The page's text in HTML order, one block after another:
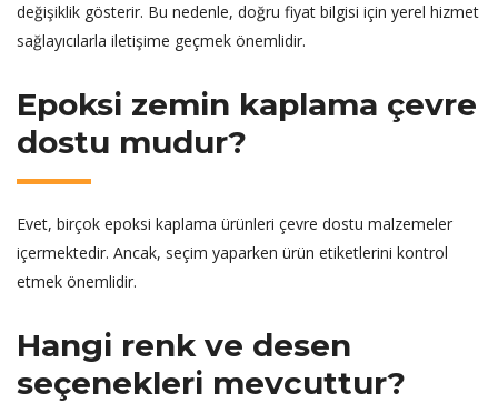
değişiklik gösterir. Bu nedenle, doğru fiyat bilgisi için yerel hizmet
sağlayıcılarla iletişime geçmek önemlidir.
Epoksi zemin kaplama çevre
dostu mudur?
Evet, birçok epoksi kaplama ürünleri çevre dostu malzemeler
içermektedir. Ancak, seçim yaparken ürün etiketlerini kontrol
etmek önemlidir.
Hangi renk ve desen
seçenekleri mevcuttur?